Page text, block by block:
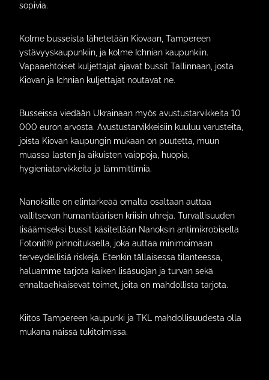
sopivia.
Kolme busseista lähetetään Kiovaan, Tampereen
ystävyyskaupunkiin, ja kolme Ichnian kaupunkiin.
Vapaaehtoiset kuljettajat ajavat bussit Tallinnaan, josta
Kiovan ja Ichnian kuljettajat noutavat ne.
Busseissa viedään Ukrainaan myös avustustarvikkeita 10
000 euron arvosta. Avustustarvikkeisiin kuuluu varusteita,
joista Kiovan kaupungin mukaan on puutetta, muun
muassa lasten ja aikuisten vaippoja, huopia,
hygieniatarvikkeita ja lämmittimiä.
Nanoksille on elintärkeää omalta osaltaan auttaa
vallitsevan humanitäärisen kriisin uhreja. Turvallisuuden
lisäämiseksi bussit käsitellään Nanoksin antimikrobisella
Fotonit® pinnoituksella, joka auttaa minimoimaan
terveydellisiä riskejä. Etenkin tällaisessa tilanteessa,
haluamme tarjota kaiken lisäsuojan ja turvan sekä
ennaltaehkäisevät toimet, joita on mahdollista tarjota.
Kiitos Tampereen kaupunki ja TKL mahdollisuudesta olla
mukana näissä tukitoimissa.